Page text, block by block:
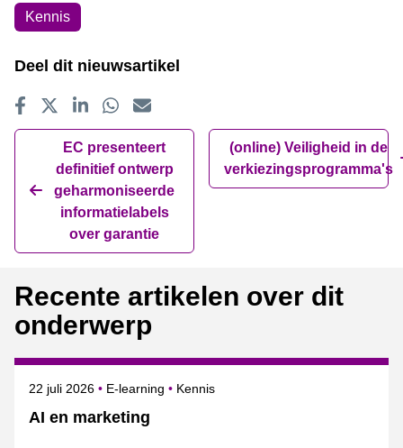
Onderwerpen
Kennis
Deel dit nieuwsartikel
Delen op Facebook
TweetDelen op LinkedIn
Delen op WhatsApp
E-mailadres
EC presenteert
definitief ontwerp
geharmoniseerde
informatielabels
over garantie
(online) Veiligheid in de
verkiezingsprogramma's
Recente artikelen over dit
onderwerp
AI en marketing
Gepubliceerd op
22 juli 2026 E-learning Onderwerpen
Kennis